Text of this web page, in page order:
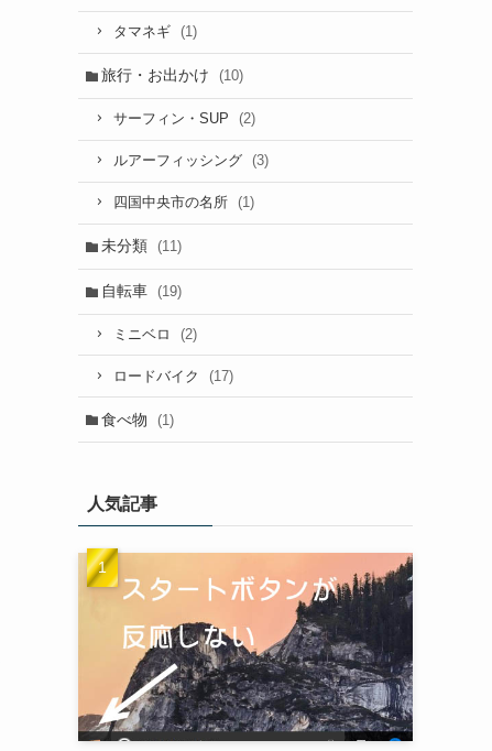
タマネギ (1)
旅行・お出かけ (10)
サーフィン・SUP (2)
ルアーフィッシング (3)
四国中央市の名所 (1)
未分類 (11)
自転車 (19)
ミニベロ (2)
ロードバイク (17)
食べ物 (1)
人気記事